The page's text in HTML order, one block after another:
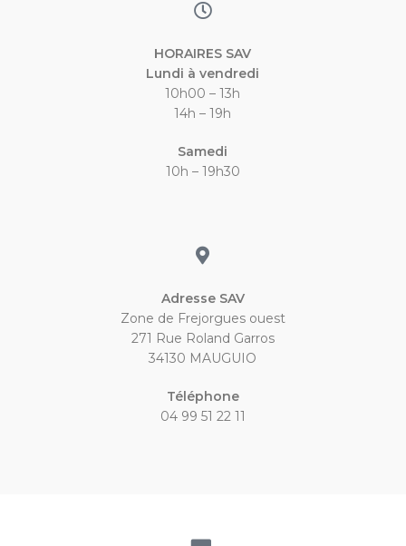
HORAIRES SAV
Lundi à vendredi
10h00 – 13h
14h – 19h
Samedi
10h – 19h30
Adresse SAV
Zone de Frejorgues ouest
271 Rue Roland Garros
34130 MAUGUIO
Téléphone
04 99 51 22 11